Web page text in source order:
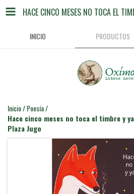
INICIO PRODUCTOS
Inicio/Poesía/
Hace cinco meses no toca el timbre y
Plaza Jugo